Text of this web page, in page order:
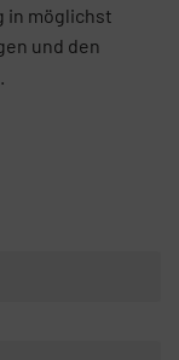
in möglichst
und den